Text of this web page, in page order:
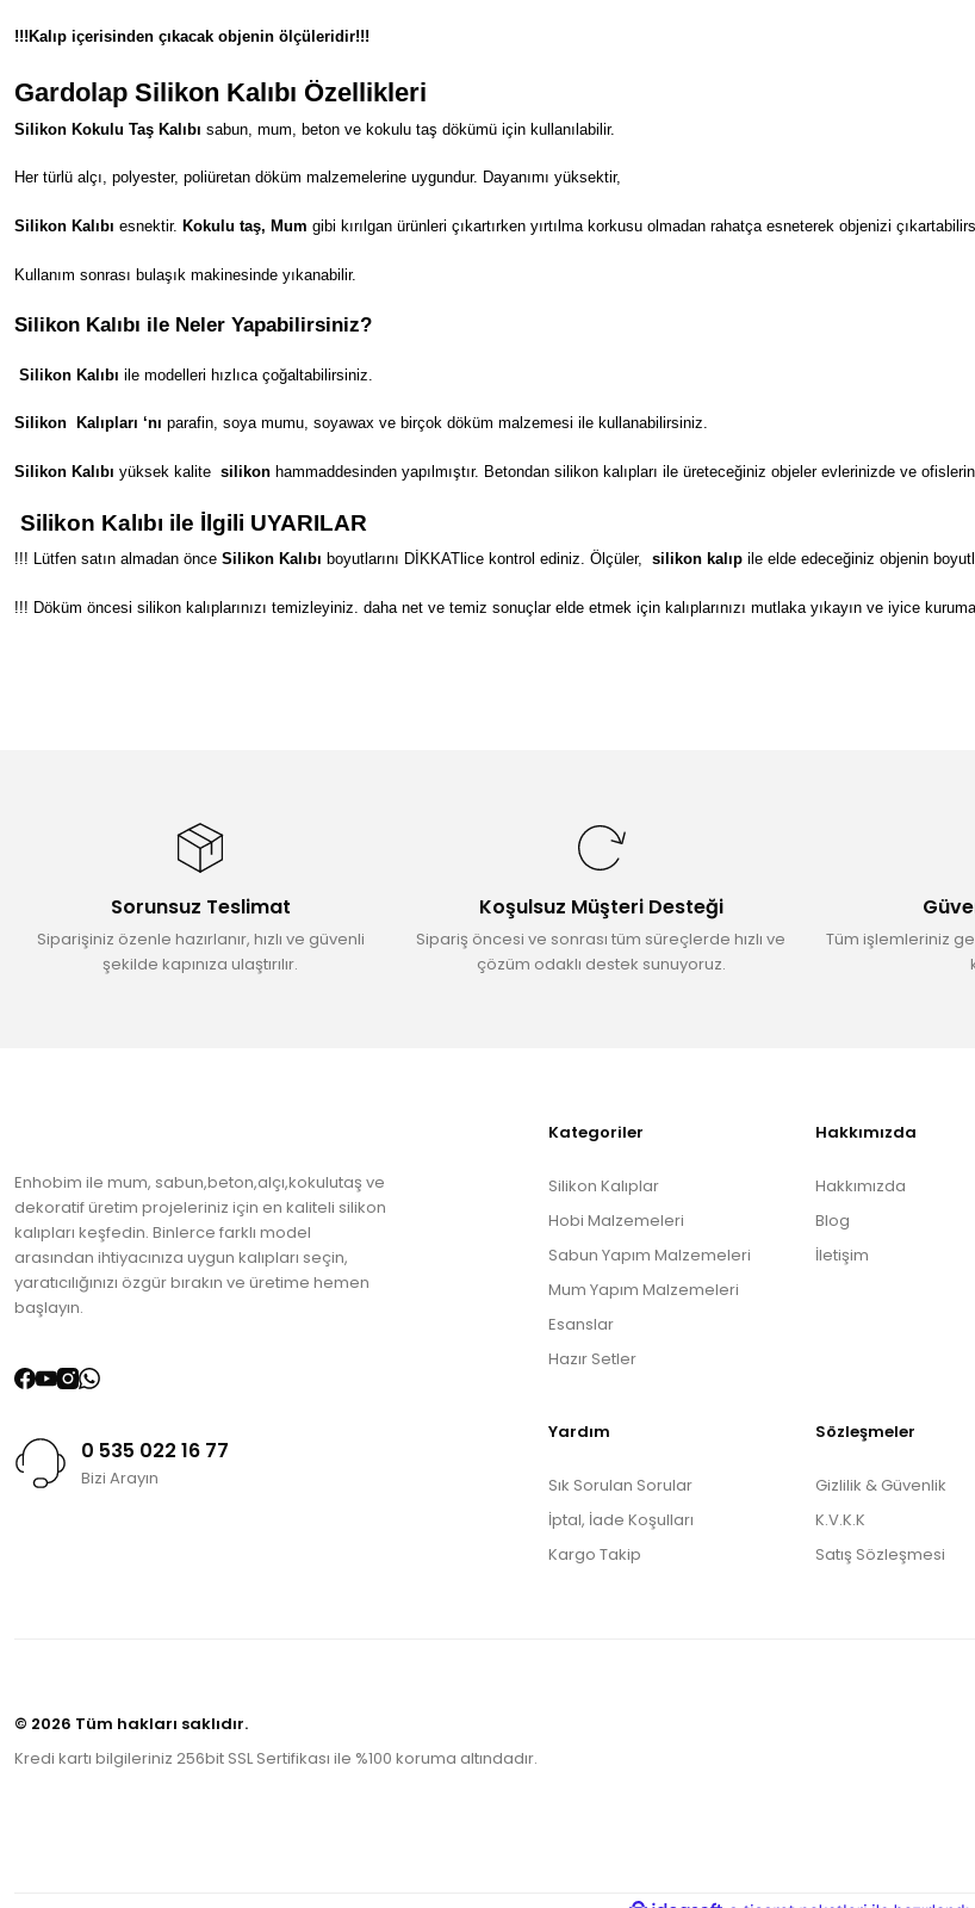
!!!Kalıp içerisinden çıkacak objenin ölçüleridir!!!
Gardolap Silikon Kalıbı Özellikleri
Silikon Kokulu Taş Kalıbı sabun, mum, beton ve kokulu taş dökümü için kullanılabilir.
Her türlü alçı, polyester, poliüretan döküm malzemelerine uygundur. Dayanımı yüksektir,
Silikon Kalıbı esnektir. Kokulu taş, Mum gibi kırılgan ürünleri çıkartırken yırtılma korkusu olmadan rahatça esneterek objenizi
Kullanım sonrası bulaşık makinesinde yıkanabilir.
Silikon Kalıbı ile Neler Yapabilirsiniz?
Silikon Kalıbı ile modelleri hızlıca çoğaltabilirsiniz.
Silikon Kalıpları ‘nı parafin, soya mumu, soyawax ve birçok döküm malzemesi ile kullanabilirsiniz.
Silikon Kalıbı yüksek kalite silikon hammaddesinden yapılmıştır. Betondan silikon kalıpları ile üreteceğiniz objeler evlerinizde ve
Silikon Kalıbı ile İlgili UYARILAR
!!! Lütfen satın almadan önce Silikon Kalıbı boyutlarını DİKKATlice kontrol ediniz. Ölçüler, silikon kalıp ile elde edeceğiniz objenin
!!! Döküm öncesi silikon kalıplarınızı temizleyiniz. daha net ve temiz sonuçlar elde etmek için kalıplarınızı mutlaka yıkayın ve iyice
Ürün açıklamasında eksik bilgiler bulunuyor.
Ürün fiyatı diğer sitelerden daha pahalı.
Bu ürüne benzer farklı alternatifler olmalı.
Sorunsuz Teslimat
Siparişiniz özenle hazırlanır, hızlı ve güvenli
şekilde kapınıza ulaştırılır.
Koşulsuz Müşteri Desteği
Sipariş öncesi ve sonrası tüm süreçlerde hızlı ve
çözüm odaklı destek sunuyoruz.
Tüm işlemleriniz
Enhobim ile mum, sabun,beton,alçı,kokulutaş ve
dekoratif üretim projeleriniz için en kaliteli silikon
kalıpları keşfedin. Binlerce farklı model
arasından ihtiyacınıza uygun kalıpları seçin,
yaratıcılığınızı özgür bırakın ve üretime hemen
başlayın.
0 535 022 16 77
Bizi Arayın
Kategoriler
Silikon Kalıplar
Hobi Malzemeleri
Sabun Yapım Malzemeleri
Mum Yapım Malzemeleri
Esanslar
Hazır Setler
Hakkımızda
Hakkımızda
Blog
İletişim
Yardım
Sık Sorulan Sorular
İptal, İade Koşulları
Kargo Takip
Sözleşmeler
Gizlilik & Güvenlik
K.V.K.K
Satış Sözleşmesi
© 2026 Tüm hakları saklıdır.
Kredi kartı bilgileriniz 256bit SSL Sertifikası ile %100 koruma altındadır.